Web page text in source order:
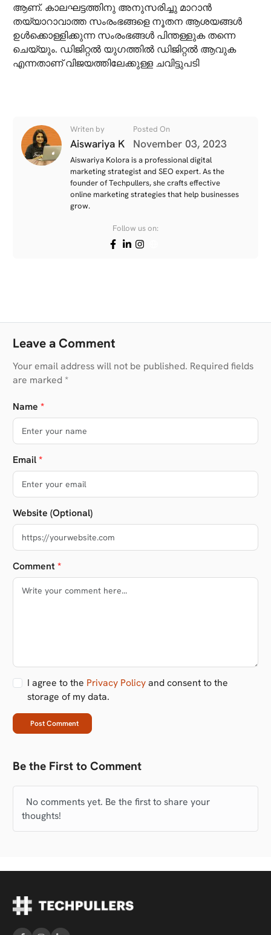
ആണ്. കാലഘട്ടത്തിനു അനുസരിച്ചു മാറാൻ
തയ്യാറാവാത്ത സംരംഭങ്ങളെ നൂതന ആശയങ്ങൾ
ഉൾക്കൊള്ളിക്കുന്ന സംരംഭങ്ങൾ പിന്തള്ളുക തന്നെ
ചെയ്യും. ഡിജിറ്റൽ യുഗത്തിൽ ഡിജിറ്റൽ ആവുക
എന്നതാണ് വിജയത്തിലേക്കുള്ള ചവിട്ടുപടി
Writen by
Aiswariya K
Posted On
November 03, 2023
Aiswariya Kolora is a professional digital
marketing strategist and SEO expert. As the
founder of Techpullers, she crafts effective
online marketing strategies that help businesses
grow.
Follow us on:
Leave a Comment
Your email address will not be published. Required fields
are marked *
Name *
Email*
Website (Optional)
Comment*
I agree to the Privacy Policyand consent to the
storage of my data.
Post Comment
Be the First to Comment
No comments yet. Be the first to share your
thoughts!